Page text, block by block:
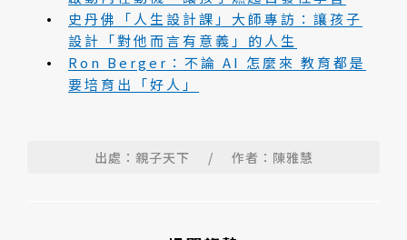
史丹佛「人生設計課」大師專訪：讓孩子
設計「對他而言有意義」的人生
Ron Berger：不論 AI 怎麼來 教育都是
要培育出「好人」
出處：親子天下 / 作者：陳雅慧